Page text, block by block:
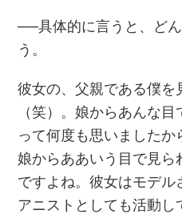
──具体的に言うと、ど
う。
彼女の、父親である僕を
（笑）。娘からあんな
って何度も思いました
娘からああいう目で見ら
ですよね。彼女はモデ
アニストとしても活動